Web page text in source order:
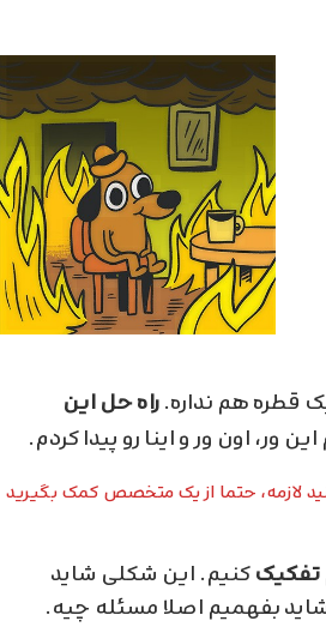
قطره هم نداره.راه حل این
اون ور و اینا رو پیدا کردم.
لازمه، حتما از یک متخصص کمک بگیرید
تفکیککنیم. این شکلی شاید
بفهمیم اصلا مسئله چیه.